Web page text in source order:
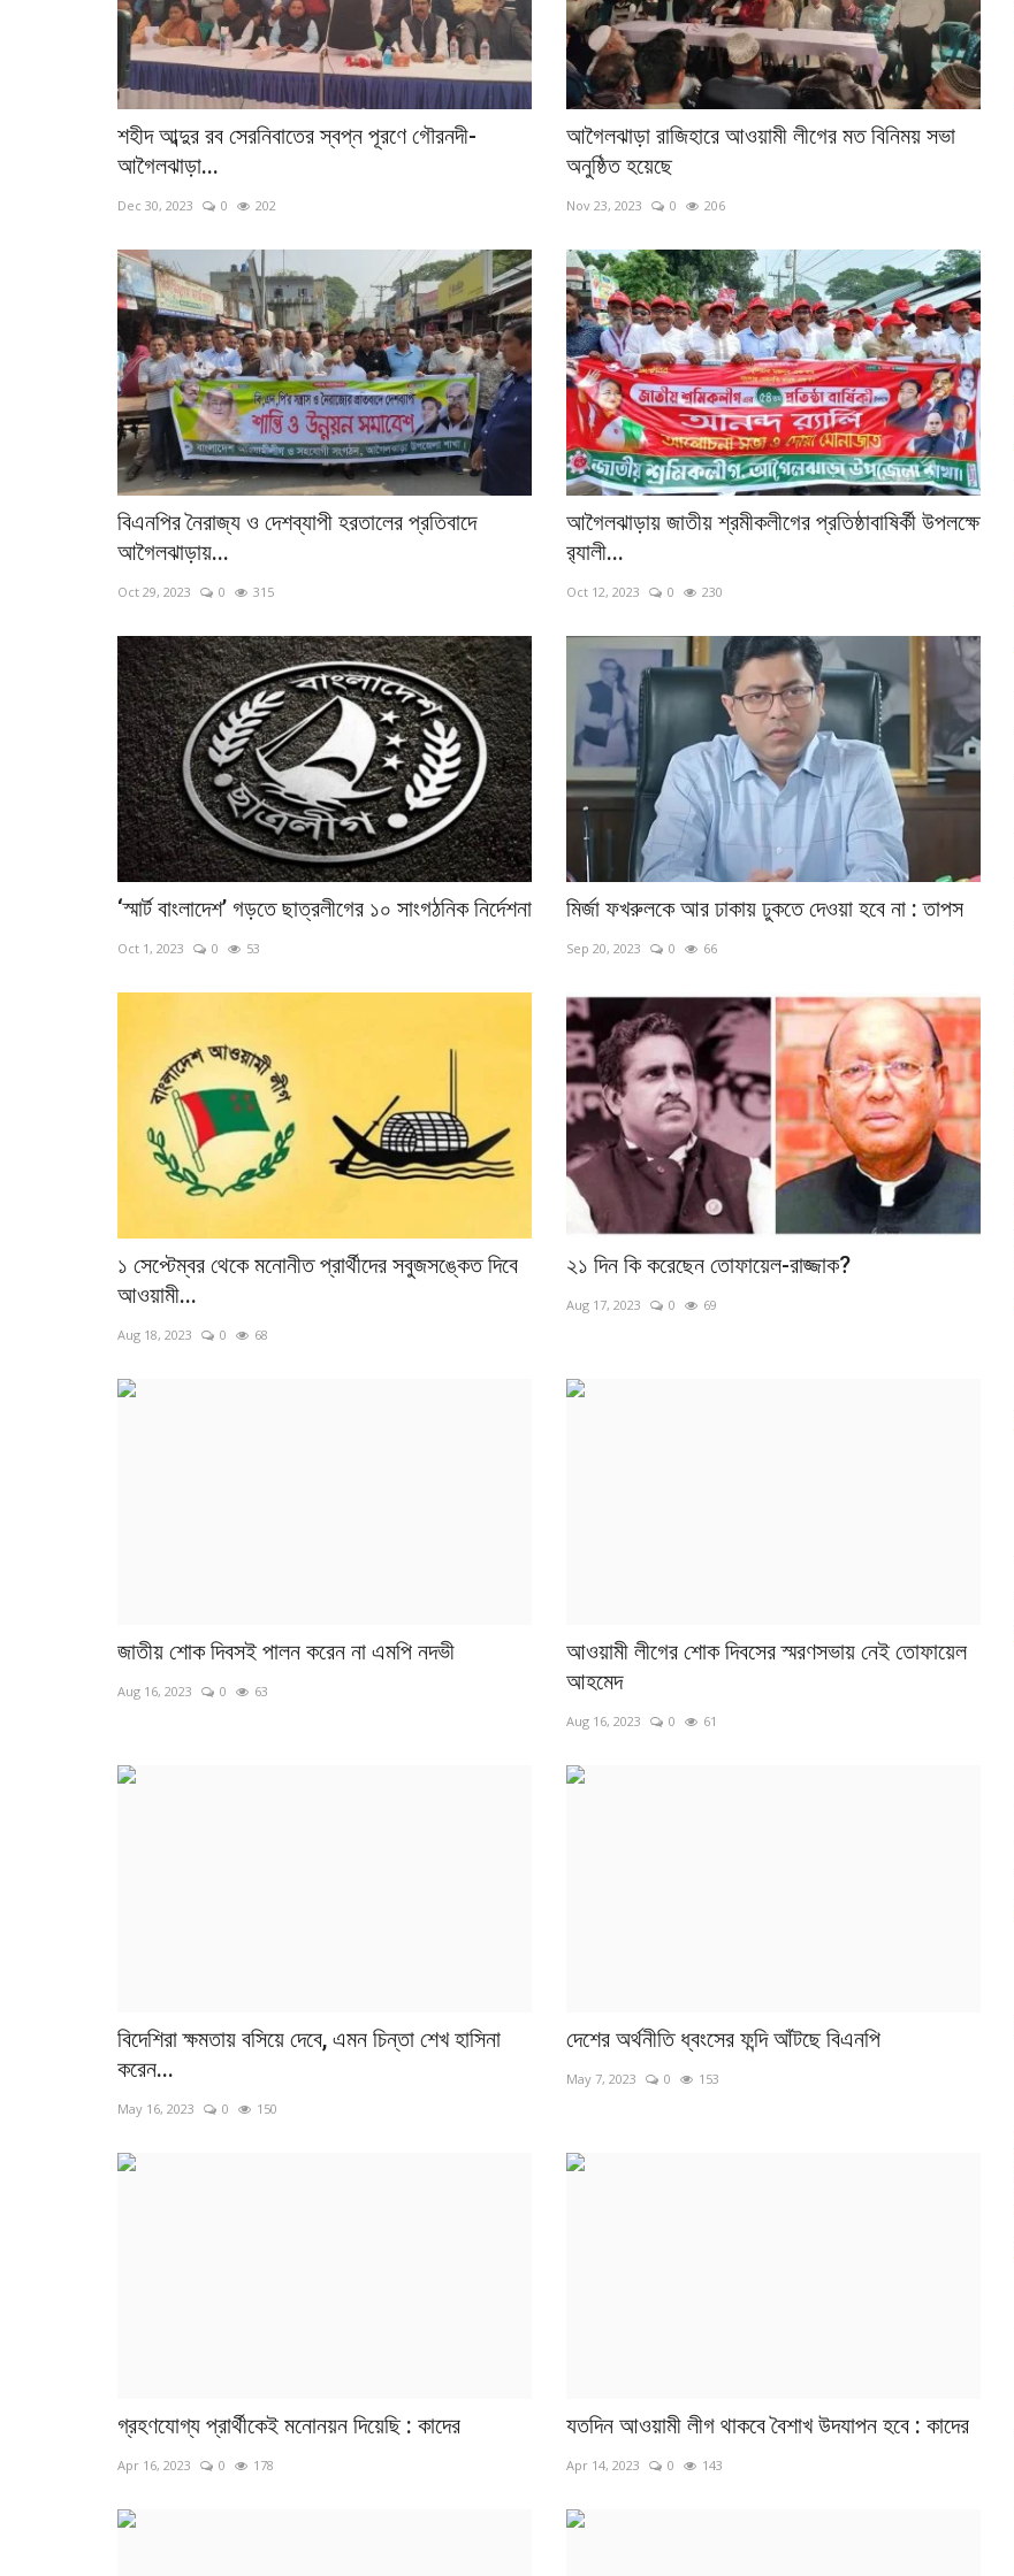
শহীদ আব্দুর রব সেরনিবাতের স্বপ্ন পূরণে গৌরনদী-
আগৈলঝাড়া...
Dec 30, 2023 0 202
আগৈলঝাড়া রাজিহারে আওয়ামী লীগের মত বিনিময় সভা
অনুষ্ঠিত হয়েছে
Nov 23, 2023 0 206
বিএনপির নৈরাজ্য ও দেশব্যাপী হরতালের প্রতিবাদে
আগৈলঝাড়ায়...
Oct 29, 2023 0 315
আগৈলঝাড়ায় জাতীয় শ্রমীকলীগের প্রতিষ্ঠাবাষির্কী উপলক্ষে
র‌্যালী...
Oct 12, 2023 0 230
‘স্মার্ট বাংলাদেশ’ গড়তে ছাত্রলীগের ১০ সাংগঠনিক নির্দেশনা
Oct 1, 2023 0 53
মির্জা ফখরুলকে আর ঢাকায় ঢুকতে দেওয়া হবে না : তাপস
Sep 20, 2023 0 66
১ সেপ্টেম্বর থেকে মনোনীত প্রার্থীদের সবুজসঙ্কেত দিবে
আওয়ামী...
Aug 18, 2023 0 68
২১ দিন কি করেছেন তোফায়েল-রাজ্জাক?
Aug 17, 2023 0 69
জাতীয় শোক দিবসই পালন করেন না এমপি নদভী
Aug 16, 2023 0 63
আওয়ামী লীগের শোক দিবসের স্মরণসভায় নেই তোফায়েল
আহমেদ
Aug 16, 2023 0 61
বিদেশিরা ক্ষমতায় বসিয়ে দেবে, এমন চিন্তা শেখ হাসিনা
করেন...
May 16, 2023 0 150
দেশের অর্থনীতি ধ্বংসের ফন্দি আঁটছে বিএনপি
May 7, 2023 0 153
গ্রহণযোগ্য প্রার্থীকেই মনোনয়ন দিয়েছি : কাদের
Apr 16, 2023 0 178
যতদিন আওয়ামী লীগ থাকবে বৈশাখ উদযাপন হবে : কাদের
Apr 14, 2023 0 143